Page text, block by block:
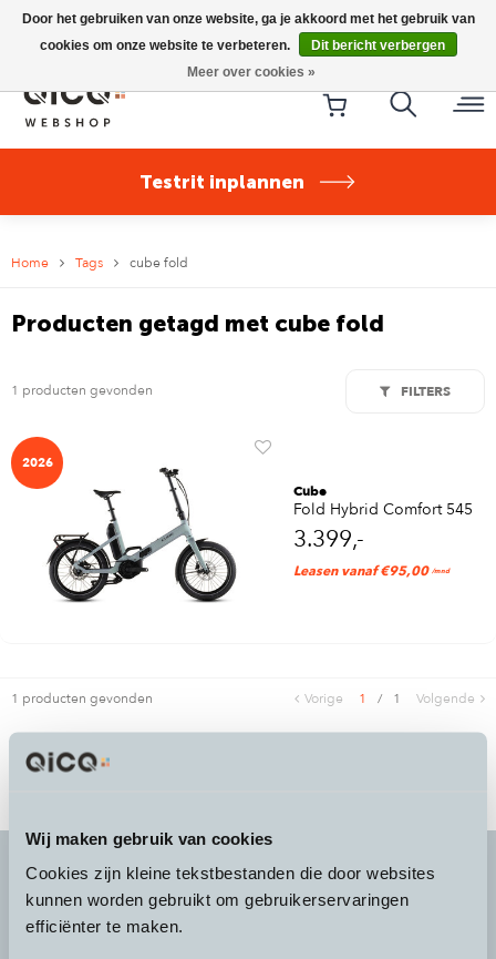
Wij maken gebruik van cookies
Cookies zijn kleine tekstbestanden die door websites
kunnen worden gebruikt om gebruikerservaringen
efficiënter te maken.
Riese & Müller Nevo5 Silent Core nu direct uit voorraad
leverbaar!
Testrit inplannen
Home Tags cube fold
Producten getagd met cube fold
1 producten gevonden FILTERS
2026
Cube
Fold Hybrid Comfort 545
3.399,-
Leasen vanaf €95,00 /mnd
1 producten gevonden Vorige 1 / 1 Volgende
It's more than achoice
Door het gebruiken van onze website, ga je akkoord met het gebruik van
cookies om onze website te verbeteren.
Dit bericht verbergen
Meer over cookies »